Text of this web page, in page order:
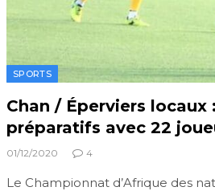
SPORTS
Chan / Éperviers
préparatifs avec 22
01/12/2020 4
Le Championnat d’Afrique des